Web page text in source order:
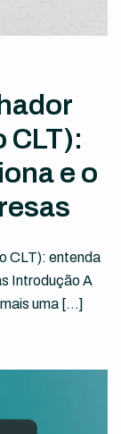
CLT):
e o
CLT): entenda
Introdução A
uma […]